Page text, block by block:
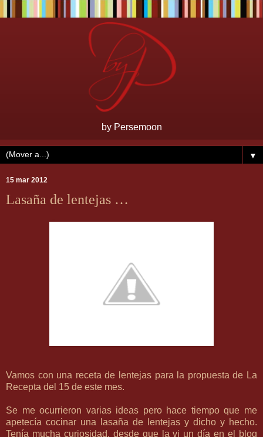
by Persemoon
▼
15 mar 2012
Lasaña de lentejas …
Vamos con una receta de lentejas para la propuesta de La
Recepta del 15 de este mes.
Se me ocurrieron varias ideas pero hace tiempo que me
apetecía cocinar una lasaña de lentejas y dicho y hecho.
Tenía mucha curiosidad, desde que la vi un día en el blog